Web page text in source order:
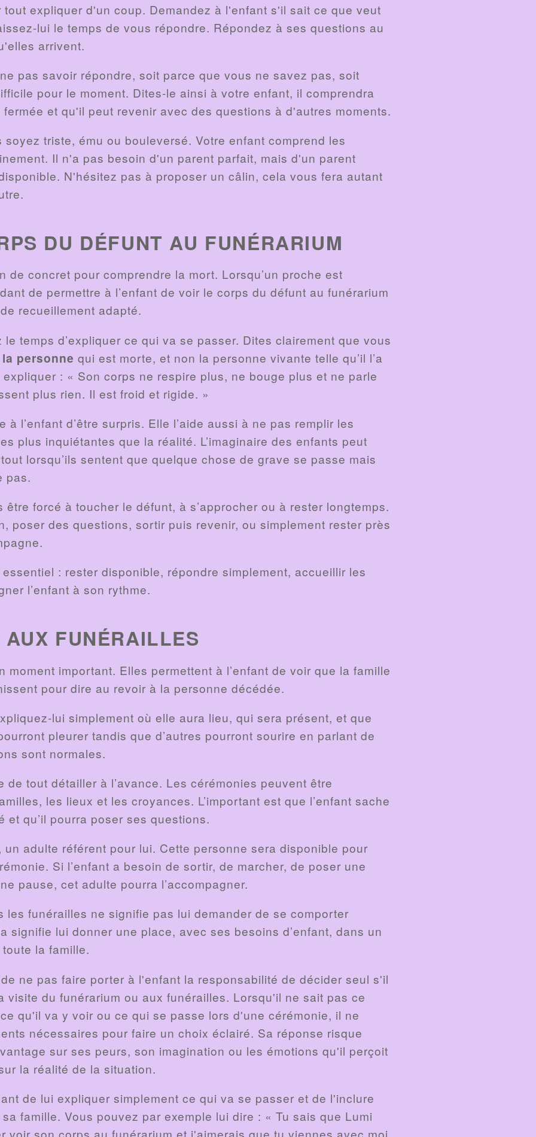
expliquer d'un coup. Demandez à l'enfant s'il sait ce que veut
lui le temps de vous répondre. Répondez à ses questions au
arrivent.
pas savoir répondre, soit parce que vous ne savez pas, soit
pour le moment. Dites-le ainsi à votre enfant, il comprendra
et qu'il peut revenir avec des questions à d'autres moments.
soyez triste, ému ou bouleversé. Votre enfant comprend les
Il n'a pas besoin d'un parent parfait, mais d'un parent
N'hésitez pas à proposer un câlin, cela vous fera autant
DU DÉFUNT AU FUNÉRARIUM
de concret pour comprendre la mort. Lorsqu’un proche est
de permettre à l’enfant de voir le corps du défunt au funérarium
recueillement adapté.
temps d’expliquer ce qui va se passer. Dites clairement que vous
personne qui est morte, et non la personne vivante telle qu’il l’a
: « Son corps ne respire plus, ne bouge plus et ne parle
plus rien. Il est froid et rigide. »
à l’enfant d’être surpris. Elle l’aide aussi à ne pas remplir les
plus inquiétantes que la réalité. L’imaginaire des enfants peut
lorsqu’ils sentent que quelque chose de grave se passe mais
pas.
être forcé à toucher le défunt, à s’approcher ou à rester longtemps.
poser des questions, sortir puis revenir, ou simplement rester près
essentiel : rester disponible, répondre simplement, accueillir les
l’enfant à son rythme.
FUNÉRAILLES
moment important. Elles permettent à l’enfant de voir que la famille
pour dire au revoir à la personne décédée.
lui simplement où elle aura lieu, qui sera présent, et que
pleurer tandis que d’autres pourront sourire en parlant de
sont normales.
de tout détailler à l’avance. Les cérémonies peuvent être
les lieux et les croyances. L’important est que l’enfant sache
et qu’il pourra poser ses questions.
adulte référent pour lui. Cette personne sera disponible pour
Si l’enfant a besoin de sortir, de marcher, de poser une
pause, cet adulte pourra l’accompagner.
les funérailles ne signifie pas lui demander de se comporter
signifie lui donner une place, avec ses besoins d’enfant, dans un
la famille.
ne pas faire porter à l'enfant la responsabilité de décider seul s'il
visite du funérarium ou aux funérailles. Lorsqu'il ne sait pas ce
qu'il va y voir ou ce qui se passe lors d'une cérémonie, il ne
nécessaires pour faire un choix éclairé. Sa réponse risque
sur ses peurs, son imagination ou les émotions qu'il perçoit
la réalité de la situation.
de lui expliquer simplement ce qui va se passer et de l'inclure
famille. Vous pouvez par exemple lui dire : « Tu sais que Lumi
voir son corps au funérarium et j'aimerais que tu viennes avec moi.